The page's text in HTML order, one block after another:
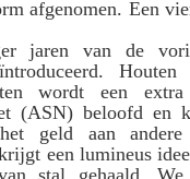
afgenomen. Een
jaren van de
wordt een
(ASN) beloofd en
geld aan andere
een lumineus
stal gehaald.